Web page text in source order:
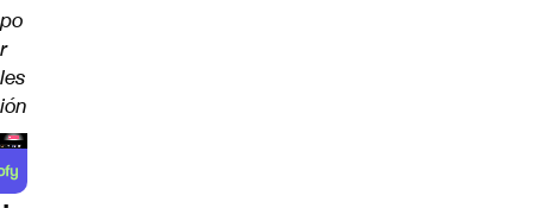
po
r
les
ión